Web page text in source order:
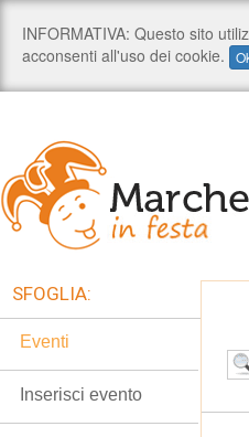
SFOGLIA:
Eventi
Inserisci evento